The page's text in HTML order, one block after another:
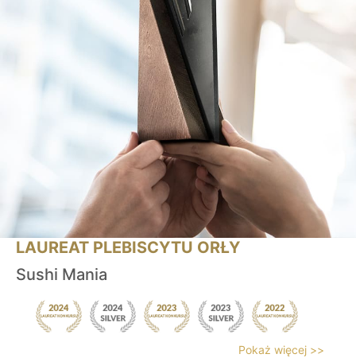
LAUREAT PLEBISCYTU ORŁY
Sushi Mania
Pokaż więcej >>